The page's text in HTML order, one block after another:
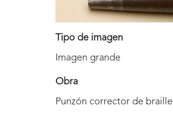
Tipo de imagen
Imagen grande
Obra
Punzón corrector de braille